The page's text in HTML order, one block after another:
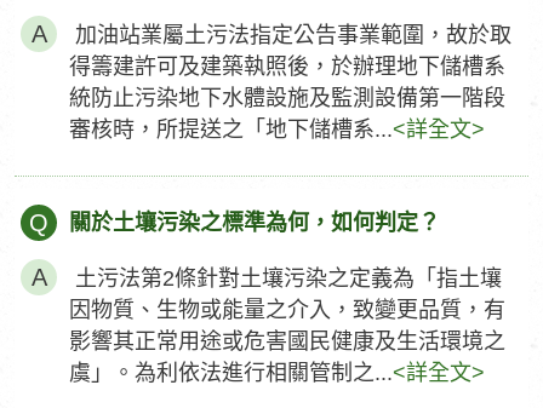
加油站業屬土污法指定公告事業範圍，故於取
得籌建許可及建築執照後，於辦理地下儲槽系
統防止污染地下水體設施及監測設備第一階段
審核時，所提送之「地下儲槽系...<詳全文>
Q 關於土壤污染之標準為何，如何判定？
土污法第2條針對土壤污染之定義為「指土壤
因物質、生物或能量之介入，致變更品質，有
影響其正常用途或危害國民健康及生活環境之
虞」。為利依法進行相關管制之...<詳全文>